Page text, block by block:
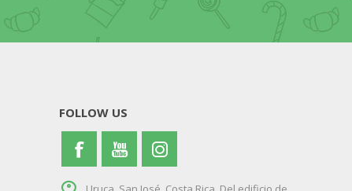
FOLLOW US